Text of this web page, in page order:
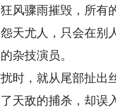
风骤雨摧毁，所
天尤人，只会在别
杂技演员。
时，就从尾部扯出
天敌的捕杀，却误